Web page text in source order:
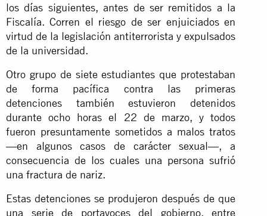
los días siguientes, antes de ser remitidos a la
Fiscalía. Corren el riesgo de ser enjuiciados en
virtud de la legislación antiterrorista y expulsados
de la universidad.
Otro grupo de siete estudiantes que protestaban
de forma pacífica contra las primeras
detenciones también estuvieron detenidos
durante ocho horas el 22 de marzo, y todos
fueron presuntamente sometidos a malos tratos
—en algunos casos de carácter sexual—, a
consecuencia de los cuales una persona sufrió
una fractura de nariz.
Estas detenciones se produjeron después de que
una serie de portavoces del gobierno, entre